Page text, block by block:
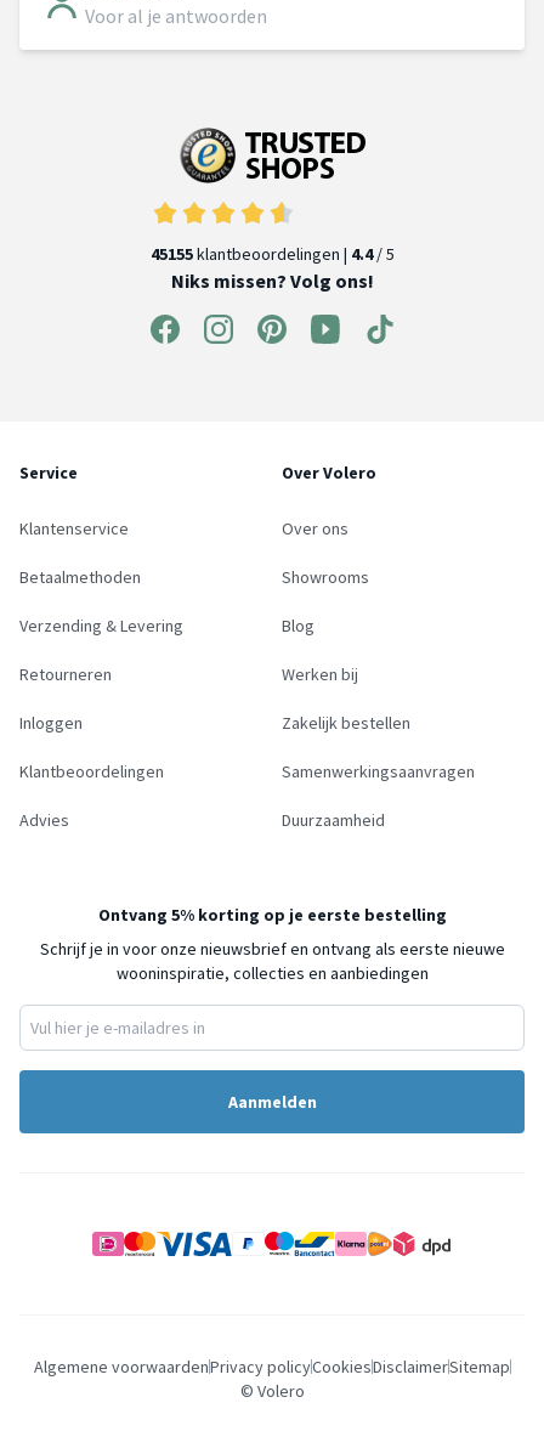
Voor al je antwoorden
45155klantbeoordelingen | 4.4/ 5
Niks missen? Volg ons!
Service
Klantenservice
Betaalmethoden
Verzending & Levering
Retourneren
Inloggen
Klantbeoordelingen
Advies
Over Volero
Over ons
Showrooms
Blog
Werken bij
Zakelijk bestellen
Samenwerkingsaanvragen
Duurzaamheid
Ontvang 5% korting op je eerste bestelling
Schrijf je in voor onze nieuwsbrief en ontvang als eerste nieuwe
wooninspiratie, collecties en aanbiedingen
Aanmelden
Algemene voorwaardenPrivacy policyCookiesDisclaimerSitemap
© Volero